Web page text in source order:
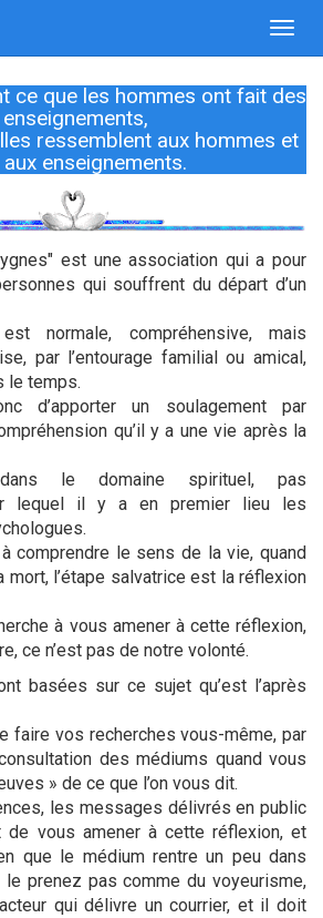
ce que les hommes ont fait des
enseignements,
ressemblent aux hommes et
aux enseignements.
est une association qui a pour
qui souffrent du départ d’un
normale, compréhensive, mais
par l’entourage familial ou amical,
le temps.
d’apporter un soulagement par
qu’il y a une vie après la
le domaine spirituel, pas
lequel il y a en premier lieu les
comprendre le sens de la vie, quand
mort, l’étape salvatrice est la réflexion
à vous amener à cette réflexion,
ce n’est pas de notre volonté.
basées sur ce sujet qu’est l’après
faire vos recherches vous-même, par
des médiums quand vous
» de ce que l’on vous dit.
les messages délivrés en public
de vous amener à cette réflexion, et
que le médium rentre un peu dans
prenez pas comme du voyeurisme,
qui délivre un courrier, et il doit